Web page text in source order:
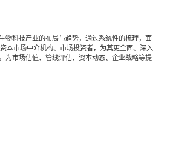
物科技产业的布局与趋势，通过系统性的梳理，面
本市场中介机构、市场投资者，为其更全面、深入
为市场估值、管线评估、资本动态、企业战略等提